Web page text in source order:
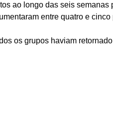
ao longo das seis semanas
entre quatro e cinco
os grupos haviam